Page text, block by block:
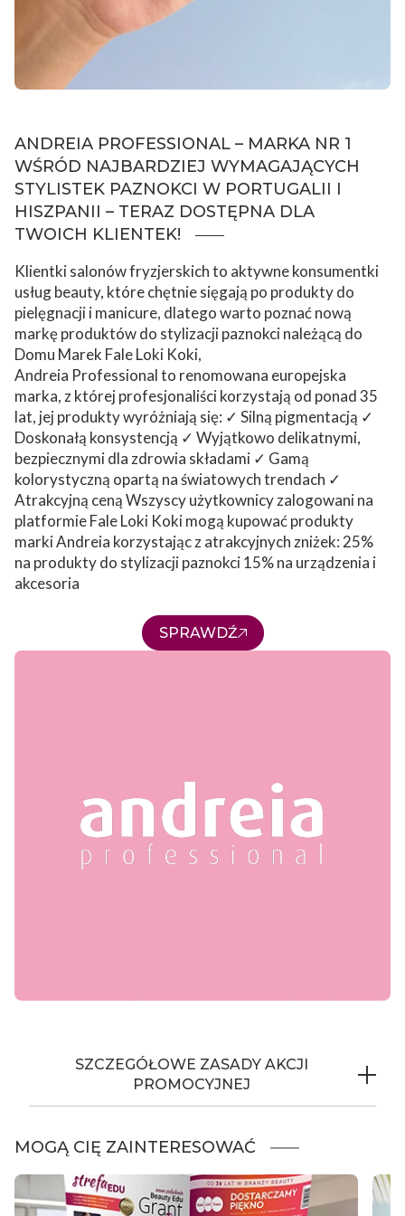
ANDREIA PROFESSIONAL – MARKA NR 1
WŚRÓD NAJBARDZIEJ WYMAGAJĄCYCH
STYLISTEK PAZNOKCI W PORTUGALII I
HISZPANII – TERAZ DOSTĘPNA DLA
TWOICH KLIENTEK!
Klientki salonów fryzjerskich to aktywne konsumentki
usług beauty, które chętnie sięgają po produkty do
pielęgnacji i manicure, dlatego warto poznać nową
markę produktów do stylizacji paznokci należącą do
Domu Marek Fale Loki Koki,
Andreia Professional to renomowana europejska
marka, z której profesjonaliści korzystają od ponad 35
lat, jej produkty wyróżniają się: ✓ Silną pigmentacją ✓
Doskonałą konsystencją ✓ Wyjątkowo delikatnymi,
bezpiecznymi dla zdrowia składami ✓ Gamą
kolorystyczną opartą na światowych trendach ✓
Atrakcyjną ceną Wszyscy użytkownicy zalogowani na
platformie Fale Loki Koki mogą kupować produkty
marki Andreia korzystając z atrakcyjnych zniżek: 25%
na produkty do stylizacji paznokci 15% na urządzenia i
akcesoria
SPRAWDŹ
SZCZEGÓŁOWE ZASADY AKCJI
PROMOCYJNEJ
Akcja Promocyjna pod nazwą „ANDREIA:
MANIFEST KOLORÓW 2+1 ”(dalej jako „Akcja
Promocyjna”) organizowana jest przez POLWELL
Sp. z o.o. z siedzibą w Bydgoszczy, ul. Ołowiana
MOGĄ CIĘ ZAINTERESOWAĆ